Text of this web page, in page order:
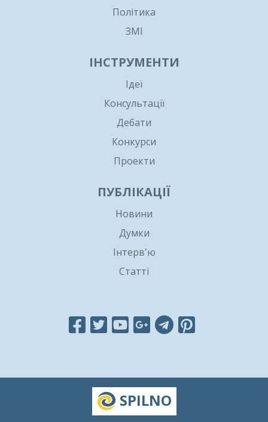
Політика
ЗМІ
ІНСТРУМЕНТИ
Ідеї
Консультації
Дебати
Конкурси
Проекти
ПУБЛІКАЦІЇ
Новини
Думки
Інтерв'ю
Статті
SPILNO